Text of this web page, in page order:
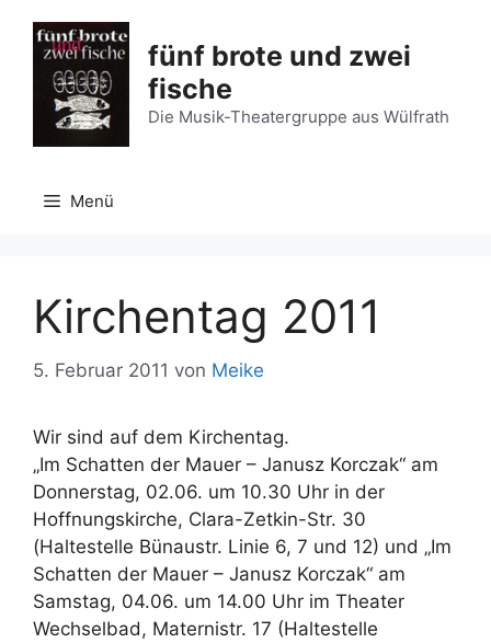
Inhalt
springen
fünf brote und zwei
fische
Die Musik-Theatergruppe aus Wülfrath
Menü
Kirchentag 2011
5. Februar 2011 von Meike
Wir sind auf dem Kirchentag.
„Im Schatten der Mauer – Janusz Korczak“ am
Donnerstag, 02.06. um 10.30 Uhr in der
Hoffnungskirche, Clara-Zetkin-Str. 30
(Haltestelle Bünaustr. Linie 6, 7 und 12) und „Im
Schatten der Mauer – Janusz Korczak“ am
Samstag, 04.06. um 14.00 Uhr im Theater
Wechselbad, Maternistr. 17 (Haltestelle